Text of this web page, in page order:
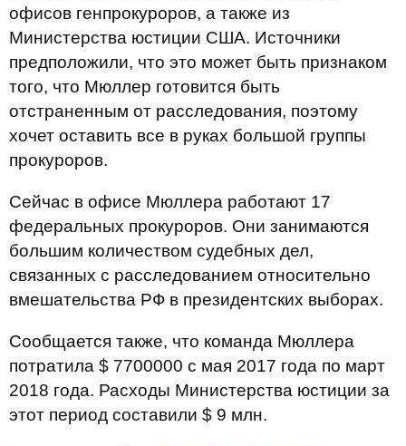
офисов генпрокуроров, а также из
Министерства юстиции США. Источники
предположили, что это может быть признаком
того, что Мюллер готовится быть
отстраненным от расследования, поэтому
хочет оставить все в руках большой группы
прокуроров.
Сейчас в офисе Мюллера работают 17
федеральных прокуроров. Они занимаются
большим количеством судебных дел,
связанных с расследованием относительно
вмешательства РФ в президентских выборах.
Сообщается также, что команда Мюллера
потратила $ 7700000 с мая 2017 года по март
2018 года. Расходы Министерства юстиции за
этот период составили $ 9 млн.